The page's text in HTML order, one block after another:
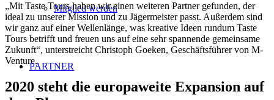
Mitglied werden
PARTNER
„Mit Taste Tours haben wir einen weiteren Partner gefunden, der
ideal zu unserer Mission und zu Jägermeister passt. Außerdem sind
wir ganz auf einer Wellenlänge, was kreative Ideen rundum Taste
Tours betrifft und freuen uns auf eine sehr spannende gemeinsame
Zukunft“, unterstreicht Christoph Goeken, Geschäftsführer von M-
Venture.
2020 steht die europaweite Expansion auf